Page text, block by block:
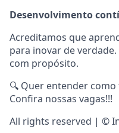
Desenvolvimento
Acreditamos que
para inovar de
com propósito.
🔍 Quer entender
Confira nossas vagas!!!
All rights reserved | ©